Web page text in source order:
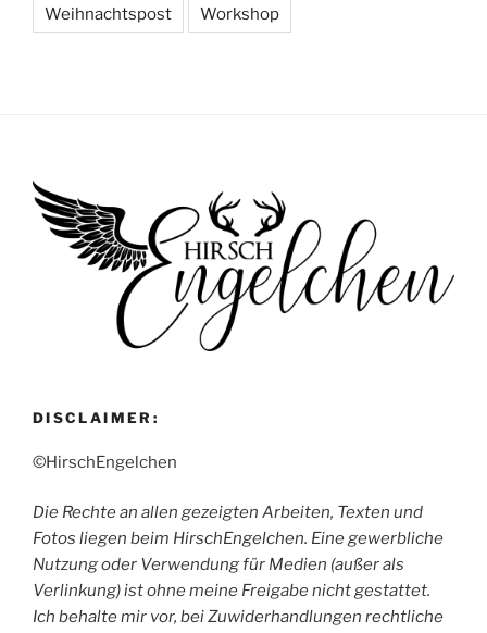
Weihnachtspost Workshop
DISCLAIMER:
©HirschEngelchen
Die Rechte an allen gezeigten Arbeiten, Texten und
Fotos liegen beim HirschEngelchen. Eine gewerbliche
Nutzung oder Verwendung für Medien (außer als
Verlinkung) ist ohne meine Freigabe nicht gestattet.
Ich behalte mir vor, bei Zuwiderhandlungen rechtliche